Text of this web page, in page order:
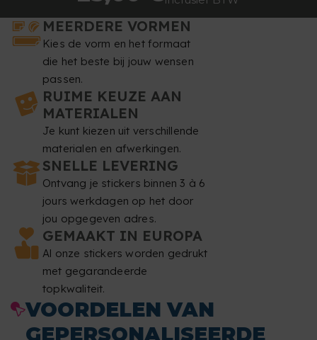
MEERDERE VORMEN
Kies de vorm en het formaat
die het beste bij jouw wensen
passen.
RUIME KEUZE AAN
MATERIALEN
Je kunt kiezen uit verschillende
materialen en afwerkingen.
SNELLE LEVERING
Ontvang je stickers binnen 3 à 6
jours werkdagen op het door
jou opgegeven adres.
GEMAAKT IN EUROPA
Al onze stickers worden gedrukt
met gegarandeerde
topkwaliteit.
VOORDELEN VAN
GEPERSONALISEERDE